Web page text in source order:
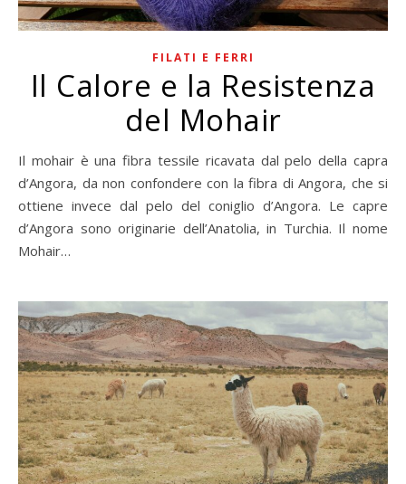
FILATI E FERRI
Il Calore e la Resistenza
del Mohair
Il mohair è una fibra tessile ricavata dal pelo della capra
d’Angora, da non confondere con la fibra di Angora, che si
ottiene invece dal pelo del coniglio d’Angora. Le capre
d’Angora sono originarie dell’Anatolia, in Turchia. Il nome
Mohair…